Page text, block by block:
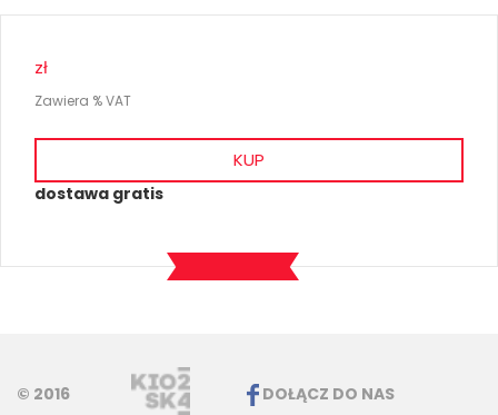
zł
Zawiera % VAT
KUP
dostawa gratis
© 2016 DOŁĄCZ DO NAS